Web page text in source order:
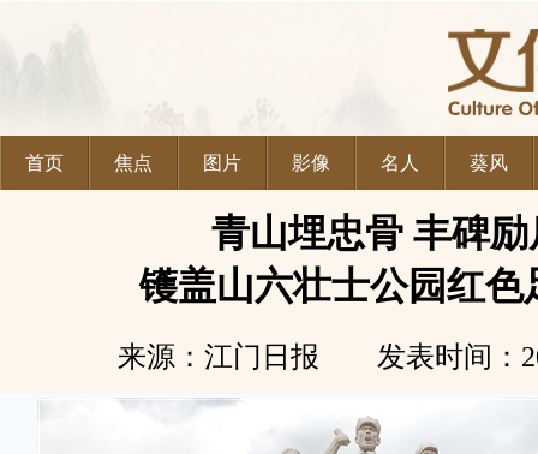
首页 焦点 图片 影像 名人 葵风
青山埋忠骨 丰碑励
镬盖山六壮士公园红色
来源：江门日报 发表时间：